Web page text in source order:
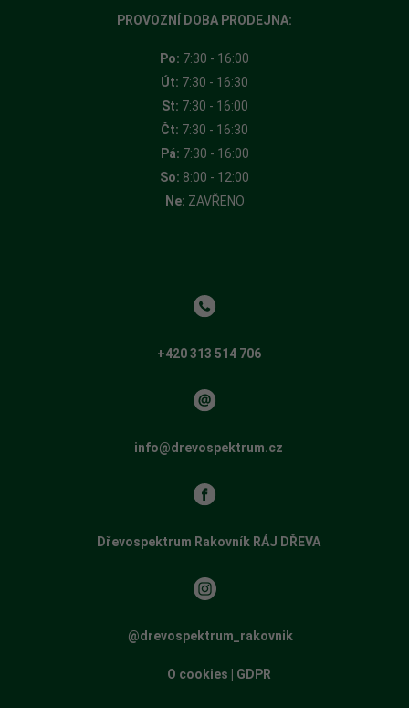
PROVOZNÍ DOBA PRODEJNA:
Po: 7:30 - 16:00
Út: 7:30 - 16:30
St: 7:30 - 16:00
Čt: 7:30 - 16:30
Pá: 7:30 - 16:00
So: 8:00 - 12:00
Ne: ZAVŘENO
+420 313 514 706
info@drevospektrum.cz
Dřevospektrum Rakovník RÁJ DŘEVA
@drevospektrum_rakovnik
O cookies GDPR